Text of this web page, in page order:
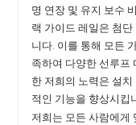
명 연장 및 유지 보수
랙 가이드 레일은 첨
니다. 이를 통해 모든
족하여 다양한 선루프
한 저희의 노력은 설
적인 기능을 향상시킵
저희는 모든 사람에게